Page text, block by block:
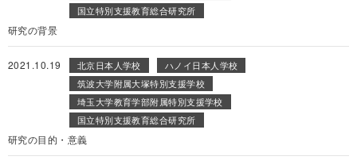
国立特別支援教育総合研究所
研究の背景
2021.10.19 北京日本人学校
ハノイ日本人学校
筑波大学附属大塚特別支援学校
埼玉大学教育学部附属特別支援学校
国立特別支援教育総合研究所
研究の目的・意義